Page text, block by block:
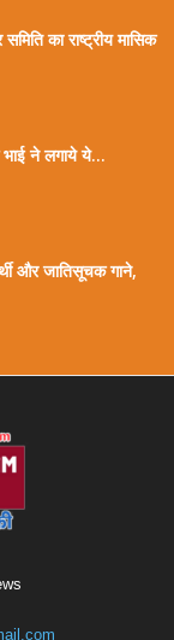
समिति का राष्ट्रीय मासिक
भाई ने लगाये ये...
और जातिसूचक गाने,